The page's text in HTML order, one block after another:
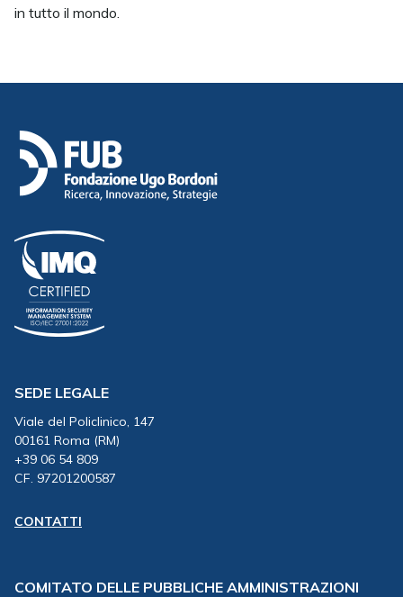
in tutto il mondo.
SEDE LEGALE
Viale del Policlinico, 147
00161 Roma (RM)
+39 06 54 809
CF. 97201200587
CONTATTI
COMITATO DELLE PUBBLICHE AMMINISTRAZIONI